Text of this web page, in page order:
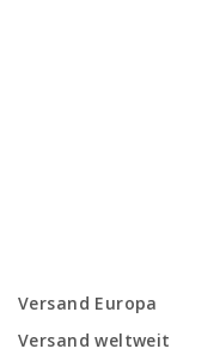
Versand Europa
Versand weltweit